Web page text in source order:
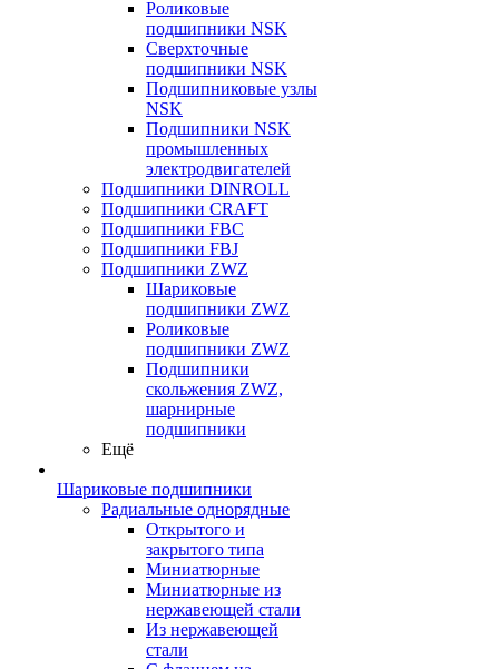
Роликовые
подшипники NSK
Сверхточные
подшипники NSK
Подшипниковые узлы
NSK
Подшипники NSK
промышленных
электродвигателей
Подшипники DINROLL
Подшипники CRAFT
Подшипники FBC
Подшипники FBJ
Подшипники ZWZ
Шариковые
подшипники ZWZ
Роликовые
подшипники ZWZ
Подшипники
скольжения ZWZ,
шарнирные
подшипники
Ещё
Шариковые подшипники
Радиальные однорядные
Открытого и
закрытого типа
Миниатюрные
Миниатюрные из
нержавеющей стали
Из нержавеющей
стали